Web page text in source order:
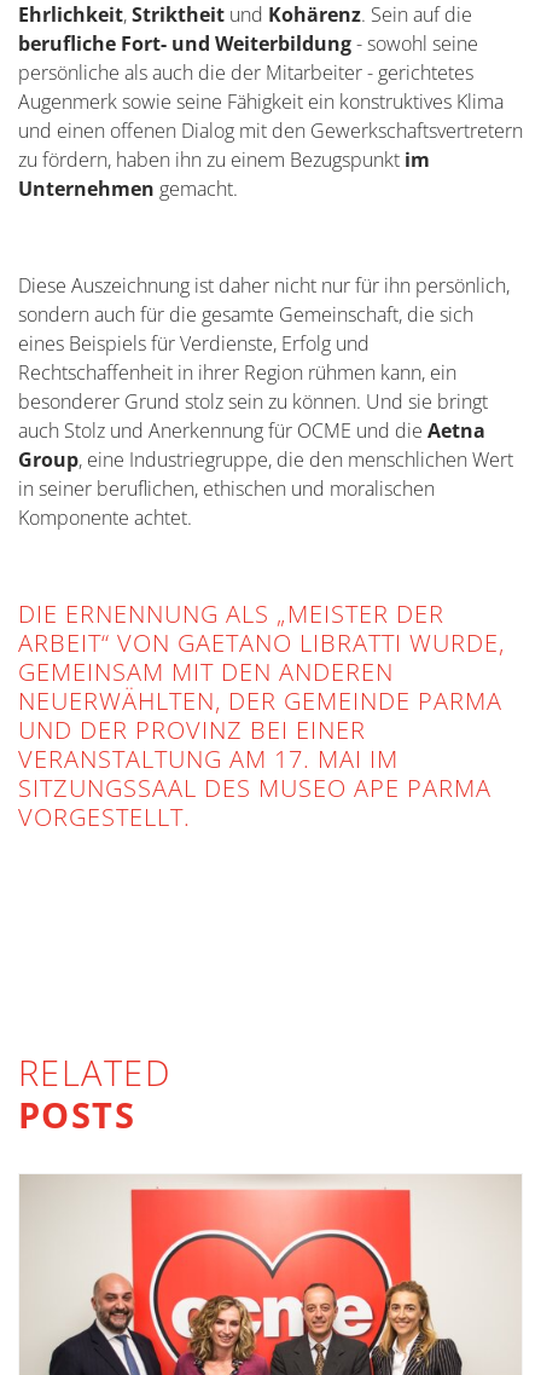
Ehrlichkeit,Striktheit und Kohärenz. Sein auf die
berufliche Fort- und Weiterbildung- sowohl seine
persönliche als auch die der Mitarbeiter - gerichtetes
Augenmerk sowie seine Fähigkeit ein konstruktives Klima
und einen offenen Dialog mit den Gewerkschaftsvertretern
zu fördern, haben ihn zu einem Bezugspunkt im
Unternehmen gemacht.
Diese Auszeichnung ist daher nicht nur für ihn persönlich,
sondern auch für die gesamte Gemeinschaft, die sich
eines Beispiels für Verdienste, Erfolg und
Rechtschaffenheit in ihrer Region rühmen kann, ein
besonderer Grund stolz sein zu können. Und sie bringt
auch Stolz und Anerkennung für OCME und die Aetna
Group, eine Industriegruppe, die den menschlichen Wert
in seiner beruflichen, ethischen und moralischen
Komponente achtet.
DIE ERNENNUNG ALS „MEISTER DER
ARBEIT“ VON GAETANO LIBRATTI WURDE,
GEMEINSAM MIT DEN ANDEREN
NEUERWÄHLTEN, DER GEMEINDE PARMA
UND DER PROVINZ BEI EINER
VERANSTALTUNG AM 17. MAI IM
SITZUNGSSAAL DES MUSEO APE PARMA
VORGESTELLT.
RELATED
POSTS